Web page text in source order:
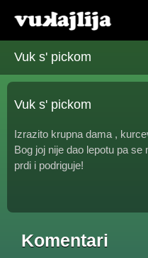
Vuk s' pickom
Vuk s' pickom
Izrazito krupna dama ,
Bog joj nije dao lepotu pa
prdi i podriguje!
Komentari